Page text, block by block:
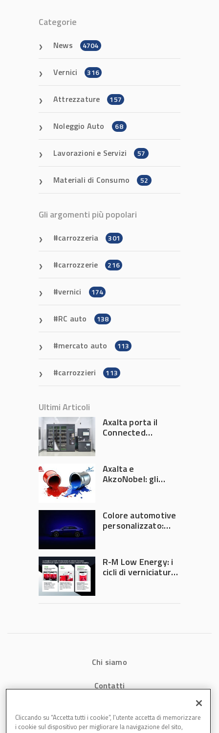
Categorie
News 4704
Vernici 316
Attrezzature 157
Noleggio Auto 68
Lavorazioni e Servizi 57
Materiali di Consumo 52
Gli argomenti più popolari
carrozzeria 301
carrozzerie 216
vernici 174
RC auto 138
mercato auto 113
carrozzieri 113
Ultimi Articoli
Axalta porta il
Connected
Automechanika
Frankfurt 2026
Axalta e
AkzoNobel: gli
Colore automotive
personalizzato:
diventa ingegneria
di precisione
R-M Low Energy: i
cicli di verniciatura
tempi e costi in
Chi siamo
Contatti
Cliccando su “Accetta tutti i cookie”, l'utente accetta di memorizzare
i cookie sul dispositivo per migliorare la navigazione del sito,